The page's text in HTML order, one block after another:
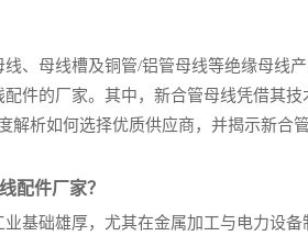
、母线槽及铜管/铝管母线等绝缘母线
件的厂家。其中，新合管母线凭借其
解析如何选择优质供应商，并揭示新合
配件厂家？
基础雄厚，尤其在金属加工与电力设